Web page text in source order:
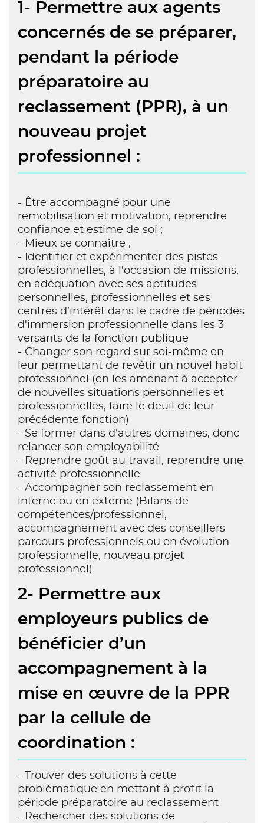
1- Permettre aux agents
concernés de se préparer,
pendant la période
préparatoire au
reclassement (PPR), à un
nouveau projet
professionnel :
- Être accompagné pour une
remobilisation et motivation, reprendre
confiance et estime de soi ;
- Mieux se connaître ;
- Identifier et expérimenter des pistes
professionnelles, à l'occasion de missions,
en adéquation avec ses aptitudes
personnelles, professionnelles et ses
centres d’intérêt dans le cadre de périodes
d'immersion professionnelle dans les 3
versants de la fonction publique
- Changer son regard sur soi-même en
leur permettant de revêtir un nouvel habit
professionnel (en les amenant à accepter
de nouvelles situations personnelles et
professionnelles, faire le deuil de leur
précédente fonction)
- Se former dans d’autres domaines, donc
relancer son employabilité
- Reprendre goût au travail, reprendre une
activité professionnelle
- Accompagner son reclassement en
interne ou en externe (Bilans de
compétences/professionnel,
accompagnement avec des conseillers
parcours professionnels ou en évolution
professionnelle, nouveau projet
professionnel)
2- Permettre aux
employeurs publics de
bénéficier d’un
accompagnement à la
mise en œuvre de la PPR
par la cellule de
coordination :
- Trouver des solutions à cette
problématique en mettant à profit la
période préparatoire au reclassement
- Rechercher des solutions de